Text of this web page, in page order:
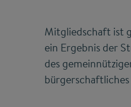
Mitgliedschaft ist
ein Ergebnis der
des